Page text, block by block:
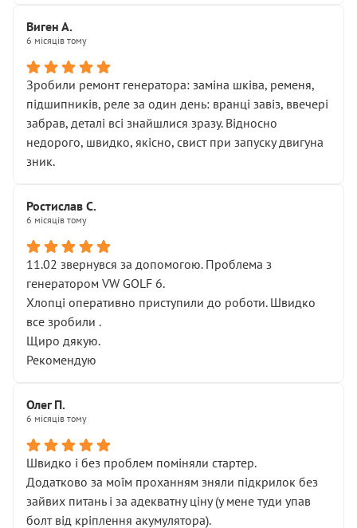
Виген А.
6 місяців тому
Зробили ремонт генератора: заміна шківа, ременя,
підшипників, реле за один день: вранці завіз, ввечері
забрав, деталі всі знайшлися зразу. Відносно
недорого, швидко, якісно, свист при запуску двигуна
зник.
Ростислав С.
6 місяців тому
11.02 звернувся за допомогою. Проблема з
генератором VW GOLF 6.
Хлопці оперативно приступили до роботи. Швидко
все зробили .
Щиро дякую.
Рекомендую
Олег П.
6 місяців тому
Швидко і без проблем поміняли стартер.
Додатково за моїм проханням зняли підкрилок без
зайвих питань і за адекватну ціну (у мене туди упав
болт від кріплення акумулятора).